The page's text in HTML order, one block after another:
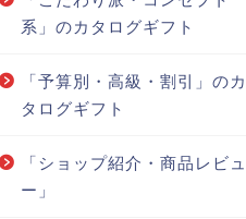
系」のカタログギフト
「予算別・高級・割引」のカ
タログギフト
「ショップ紹介・商品レビュ
ー」